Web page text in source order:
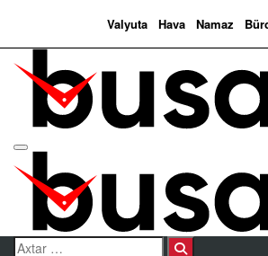
Valyuta Hava Namaz
Search…